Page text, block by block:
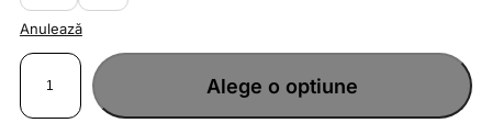
Anulează
Cantitate
lungi
antrenament
negru
Alege o optiune